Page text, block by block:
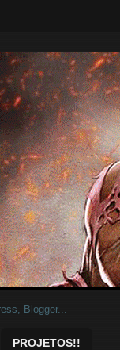
baixar.
PROJETOS!!